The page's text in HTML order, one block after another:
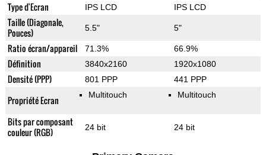
Type d'Ecran IPS LCD IPS LCD
Taille (Diagonale,
Pouces)
5.5" 5"
Ratio écran/appareil 71.3% 66.9%
Définition 3840x2160 1920x1080
Densité (PPP) 801 PPP 441 PPP
Propriété Ecran Multitouch Multitouch
Bits par composant
couleur (RGB)
24 bit 24 bit